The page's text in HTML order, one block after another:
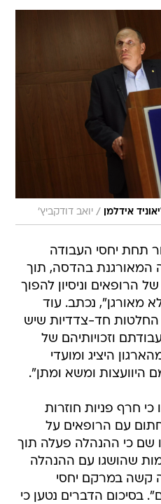
אידלמן / יואב דודקביץ'
תחת יחסי העבודה
המאורגנת בהדסה, תוך
הרופאים וניסיון להפוך
מאורגן", נכתב. עוד
חד-צדדיות שיש
וזכויותיהם של
היציג ומועדי
היוועצות ומשא ומתן".
חרף פניות חוזרות
עם הרופאים על
שם כי ההנהלה פעלה תוך
שהושגו עם ההנהלה
קשה במרקם יחסי
בסיכום הדברים נטען כי